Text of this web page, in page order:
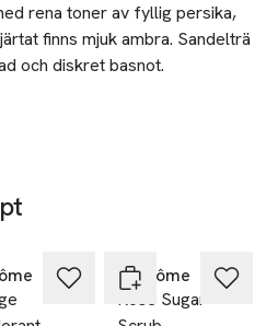
rena toner av fyllig persika,
finns mjuk ambra. Sandelträ
och diskret basnot.
och parfymflaskor som farligt
TILLS DEN HAR
Lancôme
Rose Sugar